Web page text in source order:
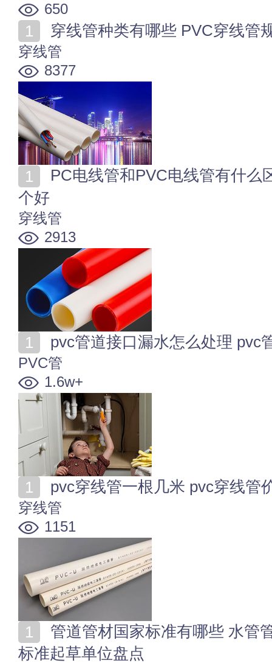
650
穿线管种类有哪些 PVC穿线管
穿线管
8377
个好
穿线管
2913
pvc管道接口漏水怎么处理 pvc
PVC管
1.6w+
pvc穿线管一根几米 pvc穿线管
穿线管
1151
标准起草单位盘点